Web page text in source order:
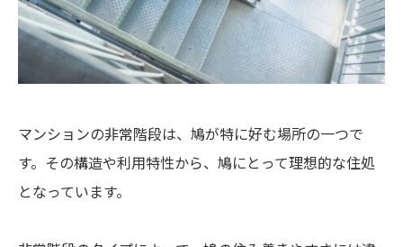
マンションの非常階段は、鳩が特に好む場所の一つで
す。その構造や利用特性から、鳩にとって理想的な住処
となっています。